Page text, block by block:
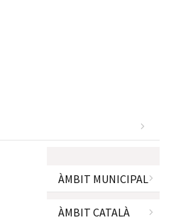
ÀMBIT MUNICIPAL
ÀMBIT CATALÀ